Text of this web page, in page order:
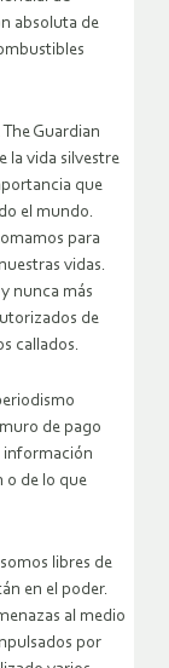
absoluta de
Guardian
la vida silvestre
que
el mundo.
para
vidas.
nunca más
de
callados.
de pago
información
o de lo que
libres de
en el poder.
al medio
​​por